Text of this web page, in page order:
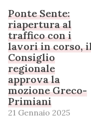
Ponte Sente:
riapertura al
traffico con i
lavori in corso,
Consiglio
regionale
approva la
mozione Greco-
Primiani
21 Gennaio 2025